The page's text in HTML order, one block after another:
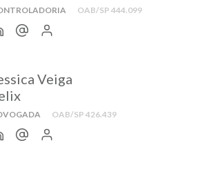
OAB/SP 444.099
Veiga
OAB/SP 426.439